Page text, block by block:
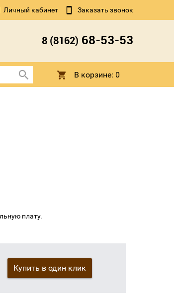
Личный кабинет Заказать звонок
8 (8162) 68-53-53
В корзине: 0
плату.
Купить в один клик